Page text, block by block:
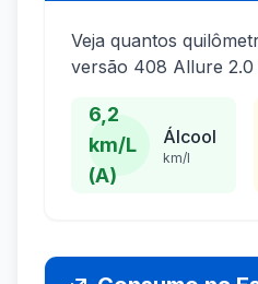
Veja quantos
versão 408 Allure 2.0
6,2
km/L
(A)
Álcool
km/l